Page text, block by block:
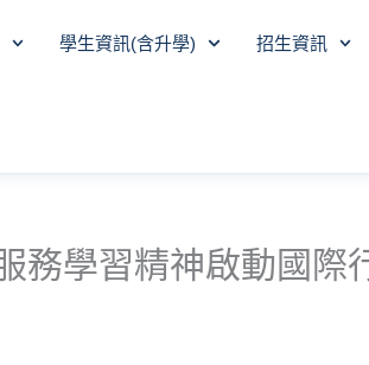
學生資訊(含升學) 招生資訊
務學習精神啟動國際